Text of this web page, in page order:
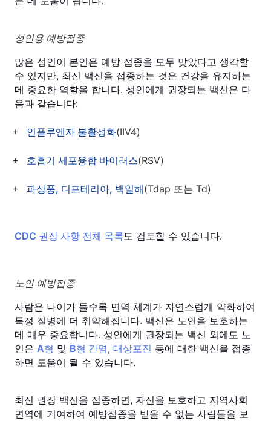
성인용 예방접종
많은 성인이 본인은 예방 접종을 모두 맞았다고 생각할
수 있지만, 최신 백신을 접종하는 것은 건강을 유지하는
데 중요한 역할을 합니다. 성인에게 권장되는 백신은 다
음과 같습니다:
인플루엔자 불활성화(IIV4)
호흡기 세포융합 바이러스(RSV)
파상풍, 디프테리아, 백일해(Tdap 또는 Td)
CDC 권장 사항 전체 목록도 검토할 수 있습니다.
노인 예방접종
사람은 나이가 들수록 면역 체계가 자연스럽게 약화하여
특정 질병에 더 취약해집니다. 백신은 노인을 보호하는
데 매우 중요합니다. 성인에게 권장되는 백신 외에도 노
인은 A형 및 B형 간염, 대상포진 등에 대한 백신을 접종
하면 도움이 될 수 있습니다.
최신 권장 백신을 접종하면, 자신을 보호하고 지역사회
면역에 기여하여 예방접종을 받을 수 없는 사람들을 보